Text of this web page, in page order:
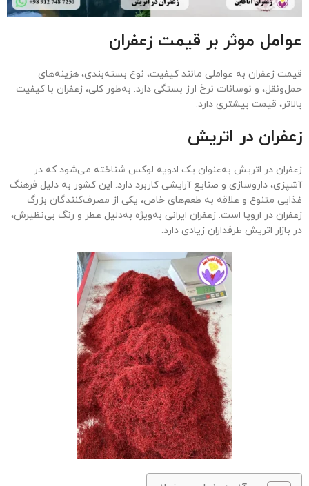
عوامل موثر بر قیمت زعفران
قیمت زعفران به عواملی مانند کیفیت، نوع بسته‌بندی، هزینه‌های
حمل‌ونقل، و نوسانات نرخ ارز بستگی دارد. به‌طور کلی، زعفران با کیفیت
بالاتر، قیمت بیشتری دارد.
زعفران در اتریش
زعفران در اتریش به‌عنوان یک ادویه لوکس شناخته می‌شود که در
آشپزی، داروسازی و صنایع آرایشی کاربرد دارد. این کشور به دلیل فرهنگ
غذایی متنوع و علاقه به طعم‌های خاص، یکی از مصرف‌کنندگان بزرگ
زعفران در اروپا است. زعفران ایرانی به‌ویژه به‌دلیل عطر و رنگ بی‌نظیرش،
در بازار اتریش طرفداران زیادی دارد.